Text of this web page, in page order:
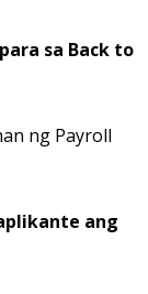
sa Back to
ng Payroll
ang